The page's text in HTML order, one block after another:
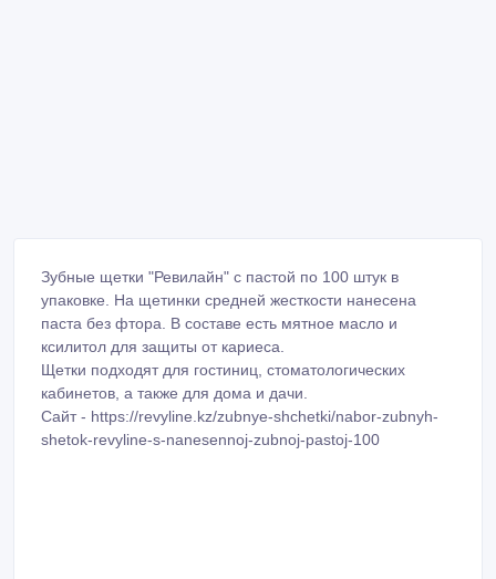
Зубные щетки "Ревилайн" с пастой по 100 штук в
упаковке. На щетинки средней жесткости нанесена
паста без фтора. В составе есть мятное масло и
ксилитол для защиты от кариеса.
Щетки подходят для гостиниц, стоматологических
кабинетов, а также для дома и дачи.
Сайт - https://revyline.kz/zubnye-shchetki/nabor-zubnyh-
shetok-revyline-s-nanesennoj-zubnoj-pastoj-100